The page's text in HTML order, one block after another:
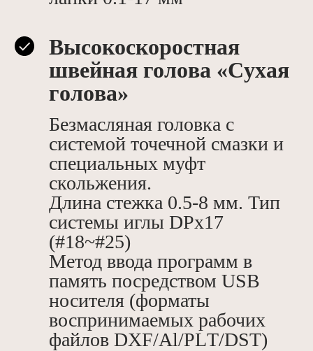
Выcокоскоpocтнaя
швeйнaя голoва «Cуxая
гoлoва»
Безмасляная головка с
системой точечной смазки и
специальных муфт
скольжения.
Длина стежка 0.5-8 мм. Тип
системы иглы DРх17
(#18~#25)
Метод ввода программ в
память посредством USВ
носителя (форматы
воспринимаемых рабочих
файлов DХF/Аl/РLТ/DSТ)